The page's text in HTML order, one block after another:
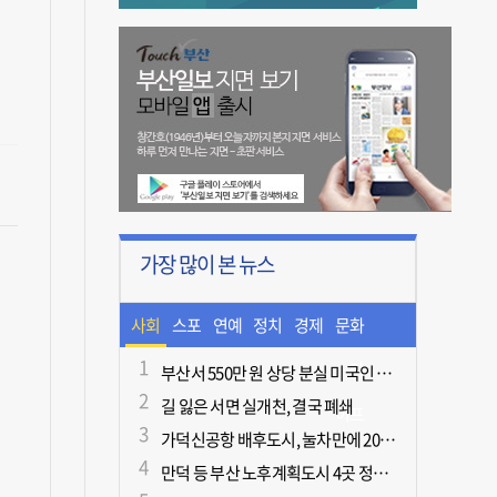
가장 많이 본 뉴스
사회 스포
츠
연예 정치 경제 문화
ㆍ라
이프
부산서 550만 원 상당 분실 미국인 관광객, 경찰 도움으로 되찾아
길 잃은 서면 실개천, 결국 폐쇄
가덕신공항 배후도시, 눌차만에 2028년 착공
만덕 등 부산 노후계획도시 4곳 정비기본계획 마련